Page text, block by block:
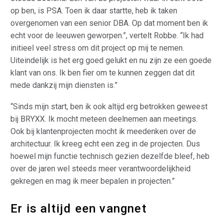
op ben, is PSA. Toen ik daar startte, heb ik taken
overgenomen van een senior DBA. Op dat moment ben ik
echt voor de leeuwen geworpen.”, vertelt Robbe. “Ik had
initieel veel stress om dit project op mij te nemen.
Uiteindelijk is het erg goed gelukt en nu zijn ze een goede
klant van ons. Ik ben fier om te kunnen zeggen dat dit
mede dankzij mijn diensten is.”
“Sinds mijn start, ben ik ook altijd erg betrokken geweest
bij BRYXX. Ik mocht meteen deelnemen aan meetings.
Ook bij klantenprojecten mocht ik meedenken over de
architectuur. Ik kreeg echt een zeg in de projecten. Dus
hoewel mijn functie technisch gezien dezelfde bleef, heb
over de jaren wel steeds meer verantwoordelijkheid
gekregen en mag ik meer bepalen in projecten.”
Er is altijd een vangnet